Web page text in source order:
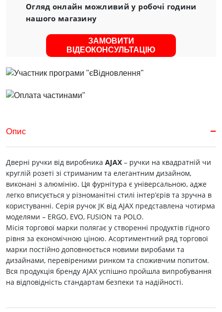
Огляд онлайн можливий у робочі години
нашого магазину
ЗАМОВИТИ
ВІДЕОКОНСУЛЬТАЦІЮ
Опис
Дверні ручки від виробника AJAX – ручки на квадратній чи
круглій розеті зі стриманим та елегантним дизайном,
виконані з алюмінію. Ця фурнітура є універсальною, адже
легко вписується у різноманітні стилі інтер’єрів та зручна в
користуванні. Серія ручок JK від AJAX представлена чотирма
моделями – ERGO, EVO, FUSION та POLO.
Місія торгової марки полягає у створенні продуктів гідного
рівня за економічною ціною. Асортиментний ряд торгової
марки постійно доповнюється новими виробами та
дизайнами, перевіреними ринком та споживчим попитом.
Вся продукція бренду AJAX успішно пройшла випробування
на відповідність стандартам безпеки та надійності.